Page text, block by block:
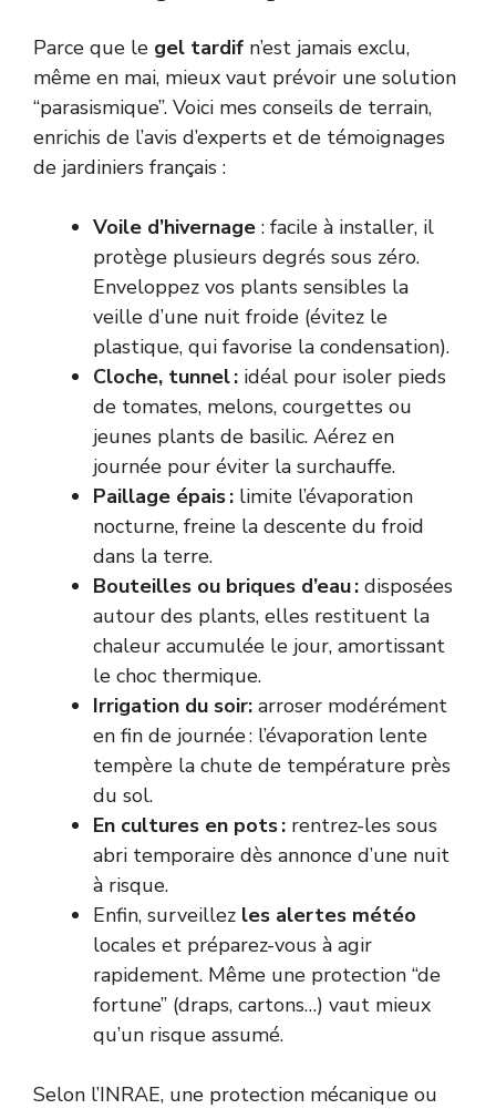
Parce que le gel tardif n’est jamais exclu,
même en mai, mieux vaut prévoir une solution
“parasismique”. Voici mes conseils de terrain,
enrichis de l’avis d’experts et de témoignages
de jardiniers français :
Voile d’hivernage : facile à installer, il
protège plusieurs degrés sous zéro.
Enveloppez vos plants sensibles la
veille d’une nuit froide (évitez le
plastique, qui favorise la condensation).
Cloche, tunnel : idéal pour isoler pieds
de tomates, melons, courgettes ou
jeunes plants de basilic. Aérez en
journée pour éviter la surchauffe.
Paillage épais : limite l’évaporation
nocturne, freine la descente du froid
dans la terre.
Bouteilles ou briques d’eau : disposées
autour des plants, elles restituent la
chaleur accumulée le jour, amortissant
le choc thermique.
Irrigation du soir: arroser modérément
en fin de journée : l’évaporation lente
tempère la chute de température près
du sol.
En cultures en pots : rentrez-les sous
abri temporaire dès annonce d’une nuit
à risque.
Enfin, surveillez les alertes météo
locales et préparez-vous à agir
rapidement. Même une protection “de
fortune” (draps, cartons…) vaut mieux
qu’un risque assumé.
Selon l’INRAE, une protection mécanique ou